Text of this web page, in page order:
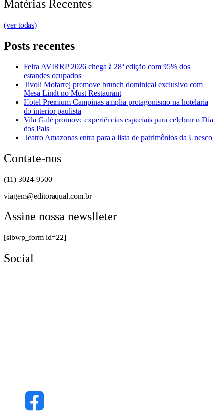
Matérias Recentes
(ver todas)
Posts recentes
Feira AVIRRP 2026 chega à 28ª edição com 95% dos
estandes ocupados
Tivoli Mofarrej promove brunch dominical exclusivo com
Mesa Lindt no Must Restaurant
Hotel Premium Campinas amplia protagonismo na hotelaria
do interior paulista
Vila Galé promove experiências especiais para celebrar o Dia
dos Pais
Teatro Amazonas entra para a lista de patrimônios da Unesco
Contate-nos
(11) 3024-9500
viagem@editoraqual.com.br
Assine nossa newslleter
[sibwp_form id=22]
Social